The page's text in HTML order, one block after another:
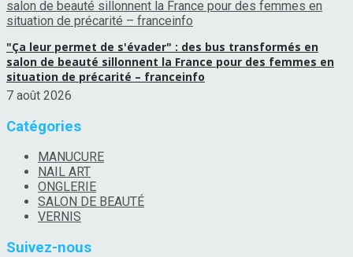
"Ça leur permet de s'évader" : des bus transformés en
salon de beauté sillonnent la France pour des femmes en
situation de précarité – franceinfo
7 août 2026
Catégories
MANUCURE
NAIL ART
ONGLERIE
SALON DE BEAUTÉ
VERNIS
Suivez-nous